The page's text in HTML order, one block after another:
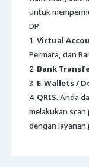
untuk
DP:
1. Virtual
Permata, dan
2. Bank
3. E-Wallets /
4. QRIS. Anda
melakukan
dengan layanan